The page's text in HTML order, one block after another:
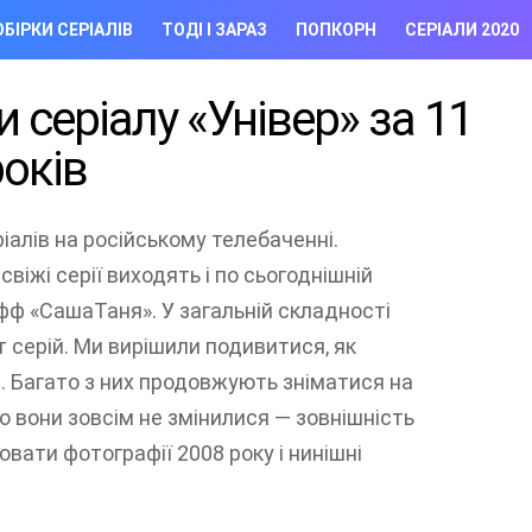
СЕРІАЛІВ ТОДІ І ЗАРАЗ ПОПКОРН СЕРІАЛИ 2020
«Універ» за 11
на російському телебаченні.
серії виходять і по сьогоднішній
«СашаТаня». У загальній складності
Ми вирішили подивитися, як
Багато з них продовжують зніматися на
зовсім не змінилися — зовнішність
фотографії 2008 року і нинішні